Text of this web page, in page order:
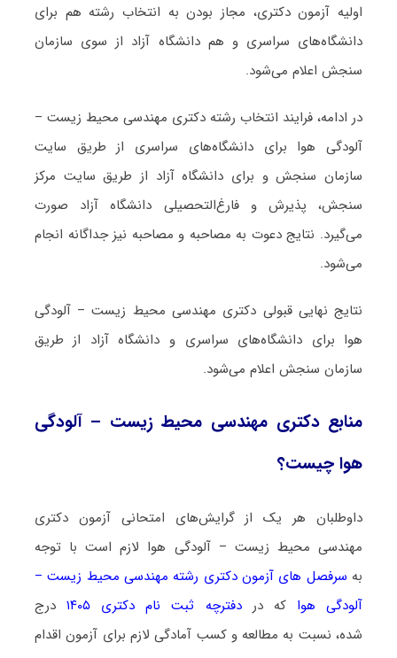
اولیه آزمون دکتری، مجاز بودن به انتخاب رشته هم برای
دانشگاه‌های سراسری و هم دانشگاه آزاد از سوی سازمان
سنجش اعلام می‌شود.
در ادامه، فرایند انتخاب رشته دکتری مهندسی محیط زیست –
آلودگی هوا برای دانشگاه‌های سراسری از طریق سایت
سازمان سنجش و برای دانشگاه آزاد از طریق سایت مرکز
سنجش، پذیرش و فارغ‌التحصیلی دانشگاه آزاد صورت
می‌گیرد. نتایج دعوت به مصاحبه و مصاحبه نیز جداگانه انجام
می‌شود.
نتایج نهایی قبولی دکتری مهندسی محیط زیست – آلودگی
هوا برای دانشگاه‌های سراسری و دانشگاه آزاد از طریق
سازمان سنجش اعلام می‌شود.
منابع دکتری مهندسی محیط زیست – آلودگی
هوا چیست؟
داوطلبان هر یک از گرایش‌های امتحانی آزمون دکتری
مهندسی محیط زیست – آلودگی هوا لازم است با توجه
به سرفصل های آزمون دکتری رشته مهندسی محیط زیست –
آلودگی هوا که در دفترچه ثبت نام دکتری ۱۴۰۵
درج
شده، نسبت به مطالعه و کسب آمادگی لازم برای آزمون اقدام